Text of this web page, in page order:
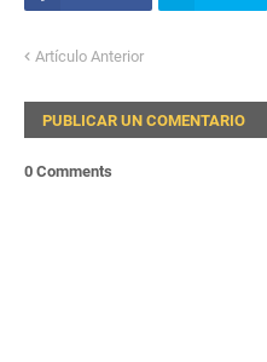
Artículo Anterior
PUBLICAR UN COMENTARIO
0 Comments